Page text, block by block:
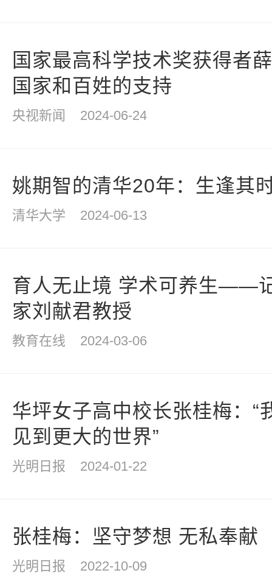
国家最高科学技术奖获得者
国家和百姓的支持
央视新闻 2024-06-24
姚期智的清华20年：生逢其
清华大学 2024-06-13
育人无止境 学术可养生——
家刘献君教授
教育在线 2024-03-06
华坪女子高中校长张桂梅：“
见到更大的世界”
光明日报 2024-01-22
张桂梅：坚守梦想 无私奉献
光明日报 2022-10-09